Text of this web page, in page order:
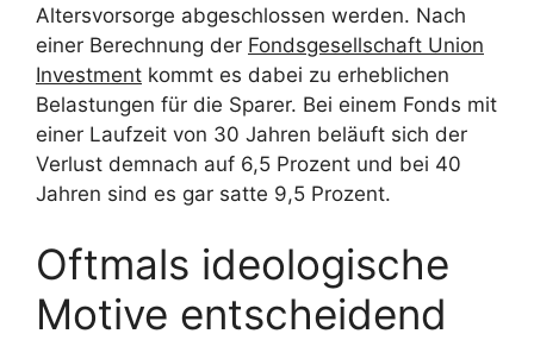
Altersvorsorge abgeschlossen werden. Nach
einer Berechnung der Fondsgesellschaft Union
Investment kommt es dabei zu erheblichen
Belastungen für die Sparer. Bei einem Fonds mit
einer Laufzeit von 30 Jahren beläuft sich der
Verlust demnach auf 6,5 Prozent und bei 40
Jahren sind es gar satte 9,5 Prozent.
Oftmals ideologische
Motive entscheidend